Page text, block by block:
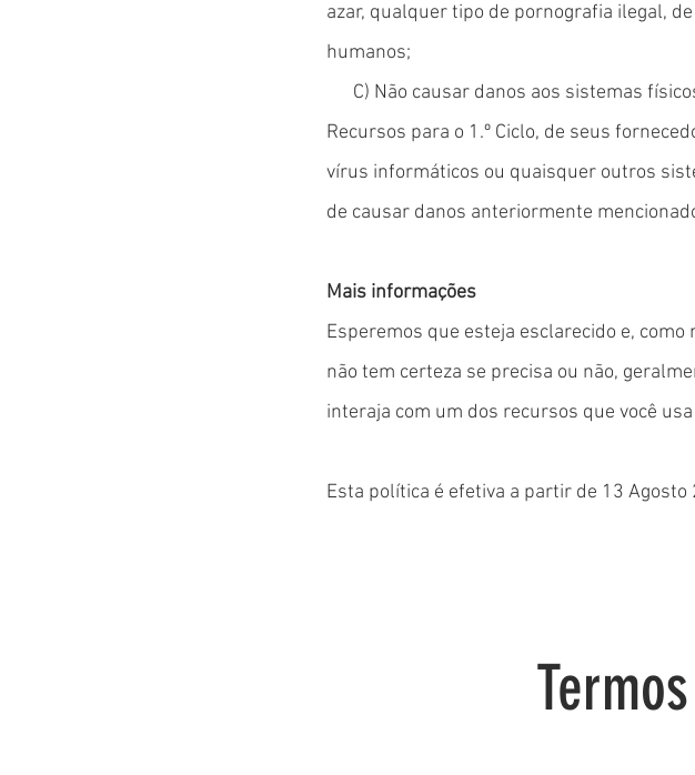
azar, qualquer tipo de pornografia ilegal,
humanos;
C) Não causar danos aos sistemas
Recursos para o 1.º Ciclo, de seus
vírus informáticos ou quaisquer outros
de causar danos anteriormente
Mais informações
Esperemos que esteja esclarecido e,
não tem certeza se precisa ou não,
interaja com um dos recursos que você
Esta política é efetiva a partir de 13 Agosto